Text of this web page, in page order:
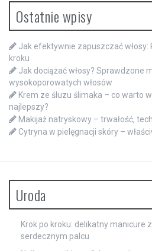
Ostatnie wpisy
Jak efektywnie zapuszczać włosy:
kroku
Jak dociążać włosy? Sprawdzone
wysokoporowatych włosów
Krem ze śluzu ślimaka – co warto
najlepszy?
Makijaż natryskowy – trwałość,
Cytryna w pielęgnacji skóry –
Uroda
Krok po kroku: delikatny manicure
serdecznym palcu